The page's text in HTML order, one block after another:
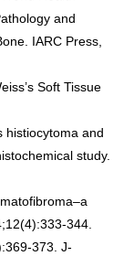
and
IARC Press,
Soft Tissue
histiocytoma and
study.
344.
373. J-